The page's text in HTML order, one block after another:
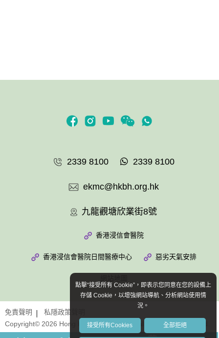
2339 8100 2339 8100
ekmc@hkbh.org.hk
九龍觀塘欣業街8號
香港浸信會醫院
香港浸信會醫院日間醫療中心 惡劣天氣安排
Copyright© 2026 Hong Kong Baptist Hospital. All Rights Reserved.
免責聲明 私隱政策聲明
點擊“接受所有 Cookie”，即表示您同意在您的設備上
存儲 Cookie，以增強網站導航、分析網站使用情
況。
接受所有Cookies 全部拒絕